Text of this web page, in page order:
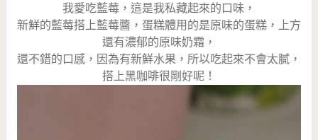
我愛吃藍莓，這是我私藏起來的口味，
新鮮的藍莓搭上藍莓醬，蛋糕體用的是原味的蛋糕，上方
還有濃郁的原味奶霜，
還不錯的口感，因為有新鮮水果，所以吃起來不會太膩，
搭上黑咖啡很剛好呢！